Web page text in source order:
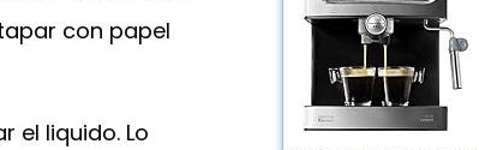
con papel
el liquido. Lo